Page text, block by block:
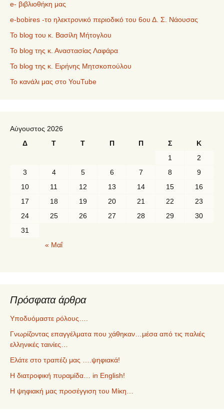
e- βιβλιοθήκη μας
e-bobires -το ηλεκτρονικό περιοδικό του 6ου Δ. Σ. Νάουσας
To blog του κ. Βασίλη Μήτογλου
Το blog της κ. Αναστασίας Λαφάρα
Το blog της κ. Ειρήνης Μητσκοπούλου
Το κανάλι μας στο YouTube
Αύγουστος 2026
Δ
Τ Τ Π Π Σ Κ
« Μαΐ
1
2
3
4 5 6 7 8
9
10
11 12 13 14 15
16
17
18 19 20 21 22
23
24
25 26 27 28 29
30
31
Πρόσφατα άρθρα
Υποδυόμαστε ρόλους….
Γνωρίζοντας επαγγέλματα που χάθηκαν…μέσα από τις παλιές
ελληνικές ταινίες…
Ελάτε στο τραπέζι μας ….ψηφιακά!
Η διατροφική πυραμίδα… in English!
Η ψηφιακή μας προσέγγιση του Μίκη…